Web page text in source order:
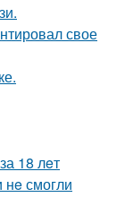
свое
18 лeт
нe смогли